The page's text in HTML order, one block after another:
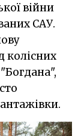
війни
САУ.
колісних